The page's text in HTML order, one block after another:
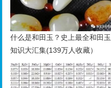
什么是和田玉？史上最全和田玉
知识大汇集(139万人收藏）